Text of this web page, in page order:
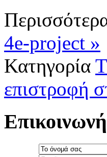
4e-project »
Κατηγορία
επιστροφή